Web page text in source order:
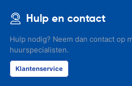
Hulp en contact
Hulp nodig? Neem dan contact op
huurspecialisten.
Klantenservice